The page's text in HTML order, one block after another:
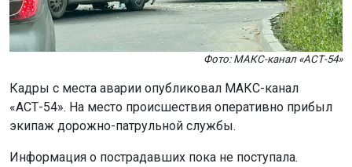
Фото: МАКС-канал «АСТ-54»
Кадры с места аварии опубликовал МАКС-канал
«АСТ-54». На место происшествия оперативно прибыл
экипаж дорожно-патрульной службы.
Информация о пострадавших пока не поступала.